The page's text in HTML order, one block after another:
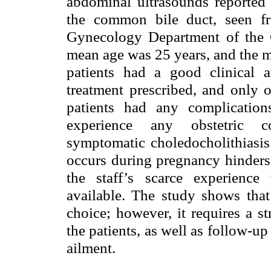
the common bile duct, seen
Gynecology Department of the
mean age was 25 years, and the
patients had a good clinical
treatment prescribed, and only
patients had any
experience any obstetric
symptomatic
occurs during pregnancy
the staff’s scarce
available. The study shows
choice; however, it requires a
the patients, as well as follow-
ailment.